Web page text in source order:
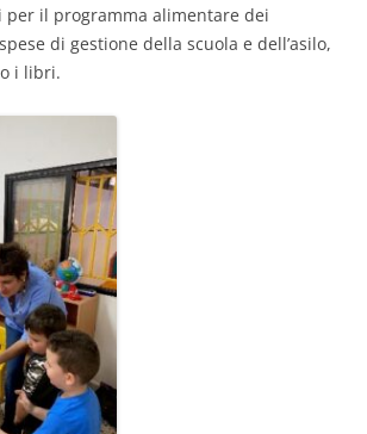
per il programma alimentare dei
di gestione della scuola e dell’asilo,
i libri.